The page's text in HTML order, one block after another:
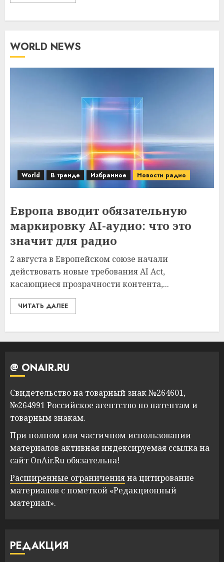
WORLD NEWS
World В тренде Избранное Новости радио
Европа вводит обязательную
маркировку AI-аудио: что это
значит для радио
2 августа в Европейском союзе начали
действовать новые требования AI Act,
касающиеся прозрачности контента,...
ЧИТАТЬ ДАЛЕЕ
@ ONAIR.RU
Свидетельство на товарный знак №264601,
№264991 Российское агентство по патентам и
товарным знакам.
При полном или частичном использовании
материалов активная индексируемая ссылка на
сайт OnAir.Ru обязательна!
Расширенные ограниченияна цитирование
материалов с пометкой «Редакционный
материал».
РЕДАКЦИЯ